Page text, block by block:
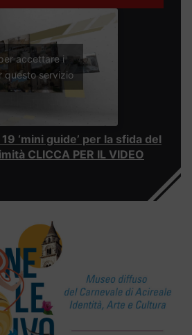
accettare i
questo servizio
‘mini guide’ per la sfida del
CLICCA PER IL VIDEO